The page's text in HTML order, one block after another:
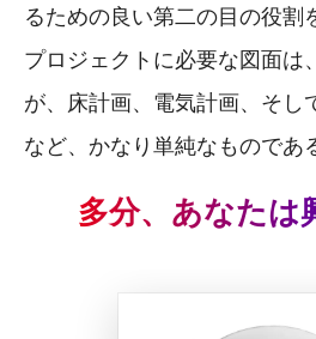
るための良い第二の目の役割
プロジェクトに必要な図面は
が、床計画、電気計画、そし
など、かなり単純なものであ
多分、あなたは